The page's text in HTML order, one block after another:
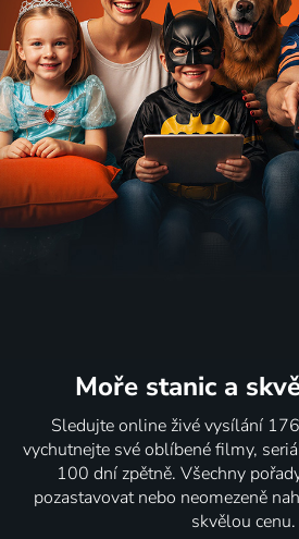
Moře stanic a
Sledujte online živé vysílání
vychutnejte své oblíbené filmy,
100 dní zpětně. Všechny
pozastavovat nebo neomezeně
skvělou cenu.